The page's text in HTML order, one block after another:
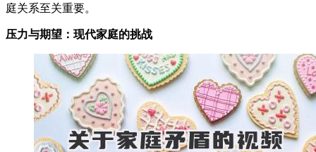
庭关系至关重要。
压力与期望：现代家庭的挑战